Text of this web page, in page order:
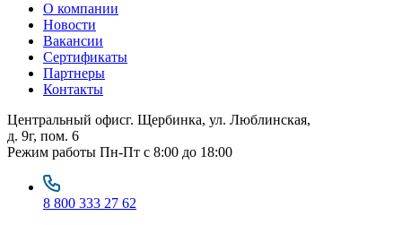
О компании
Новости
Вакансии
Сертификаты
Партнеры
Контакты
Центральный офисг. Щербинка, ул. Люблинская,
д. 9г, пом. 6
Режим работы Пн-Пт с 8:00 до 18:00
8 800 333 27 62